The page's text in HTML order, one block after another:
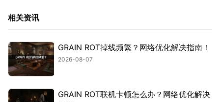
相关资讯
GRAIN ROT掉线频繁？网络优化解决指南！
2026-08-07
GRAIN ROT联机卡顿怎么办？网络优化解决